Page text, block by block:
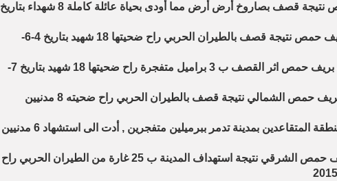
1- مجزرة في حي الوعر بحمص نتيجة قصف بصاروخ أرض أرض مما أودى بحياة عائلة كاملة 8 شهداء بتاريخ
2- مجزرة في بلدة الصوانة بريف حمص نتيجة قصف بالطيران الحربي راح ضحيتها 18 شهيد بتاريخ 4-6-
3- مجزرة في قرية الزعفرانة بريف حمص اثر القصف ب 3 براميل متفجرة راح ضحيتها 18 شهيد بتاريخ 7-
4- مجزرة في مدينة الرستن بريف حمص الشمالي نتيجة قصف بالطيران الحربي راح ضحيته 8 مدنيين
5- مجزرة نتيجة قصف على منطقة المتقاعدين بمدينة تدمر ببرميلين متفجرين , أدت الى استشهاد 6 مدنيين
6- مجزرة في مدينة تدمر بريف حمص الشرقي نتيجة استهداف المدينة ب 25 غارة من الطيران الحربي راح